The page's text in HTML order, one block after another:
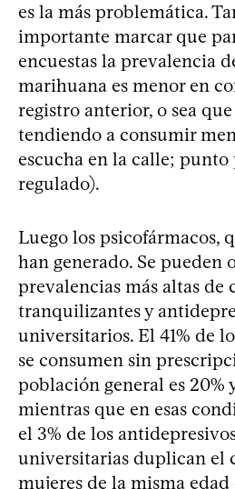
es la más problemática.
importante marcar que
encuestas la prevalencia
marihuana es menor en
registro anterior, o sea
tendiendo a consumir
escucha en la calle;
regulado).
Luego los psicofármacos,
han generado. Se pueden
prevalencias más altas de
tranquilizantes y
universitarios. El 41% de
se consumen sin
población general es 20%
mientras que en esas
el 3% de los
universitarias duplican el
mujeres de la misma edad